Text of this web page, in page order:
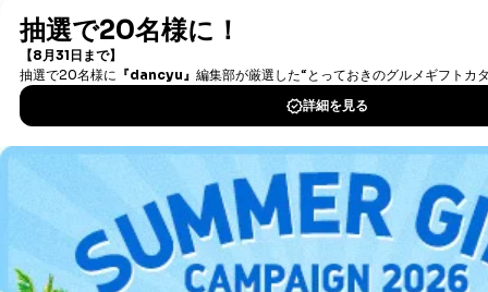
書籍）が無料で読み放題！
DOWNLOAD FOR IOS
DOWNLOAD FOR ANDROID
ご利用方法はこちら